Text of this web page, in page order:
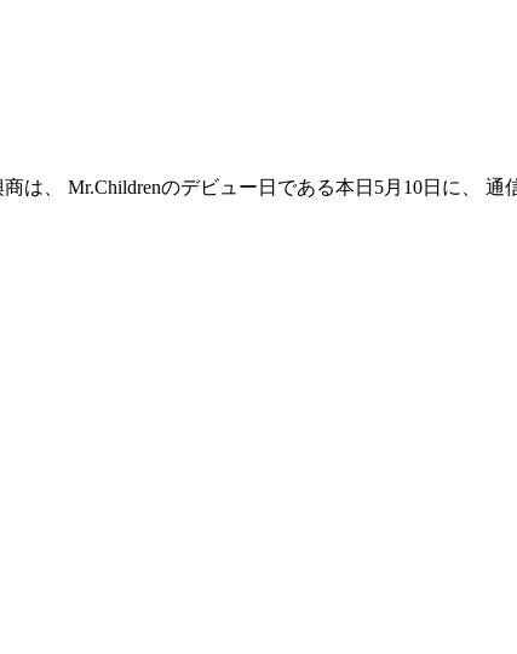
、 Mr.Childrenのデビュー日である本日5月10日に、